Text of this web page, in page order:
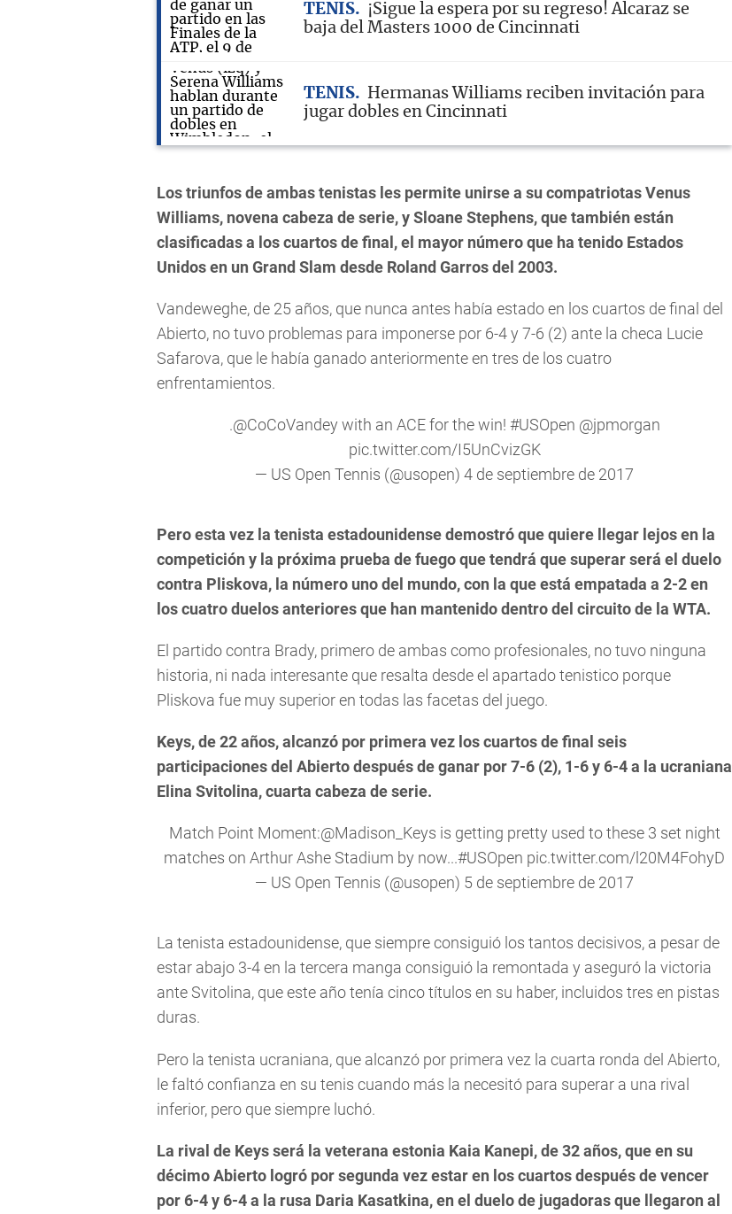
TENIS
¡Sigue la espera por su regreso! Alcaraz se
baja del Masters 1000 de Cincinnati
TENIS
Hermanas Williams reciben invitación para
jugar dobles en Cincinnati
Los triunfos de ambas tenistas les permite unirse a su compatriotas Venus
Williams, novena cabeza de serie, y Sloane Stephens, que también están
clasificadas a los cuartos de final, el mayor número que ha tenido Estados
Unidos en un Grand Slam desde Roland Garros del 2003.
Vandeweghe, de 25 años, que nunca antes había estado en los cuartos de final del
Abierto, no tuvo problemas para imponerse por 6-4 y 7-6 (2) ante la checa Lucie
Safarova, que le había ganado anteriormente en tres de los cuatro
enfrentamientos.
.@CoCoVandey with an ACE for the win! #USOpen @jpmorgan
pic.twitter.com/I5UnCvizGK
— US Open Tennis (@usopen) 4 de septiembre de 2017
Pero esta vez la tenista estadounidense demostró que quiere llegar lejos en la
competición y la próxima prueba de fuego que tendrá que superar será el duelo
contra Pliskova, la número uno del mundo, con la que está empatada a 2-2 en
los cuatro duelos anteriores que han mantenido dentro del circuito de la WTA.
El partido contra Brady, primero de ambas como profesionales, no tuvo ninguna
historia, ni nada interesante que resalta desde el apartado tenistico porque
Pliskova fue muy superior en todas las facetas del juego.
Keys, de 22 años, alcanzó por primera vez los cuartos de final seis
participaciones del Abierto después de ganar por 7-6 (2), 1-6 y 6-4 a la ucraniana
Elina Svitolina, cuarta cabeza de serie.
Match Point Moment:@Madison_Keys is getting pretty used to these 3 set night
matches on Arthur Ashe Stadium by now...#USOpen pic.twitter.com/l20M4FohyD
— US Open Tennis (@usopen) 5 de septiembre de 2017
La tenista estadounidense, que siempre consiguió los tantos decisivos, a pesar de
estar abajo 3-4 en la tercera manga consiguió la remontada y aseguró la victoria
ante Svitolina, que este año tenía cinco títulos en su haber, incluidos tres en pistas
duras.
Pero la tenista ucraniana, que alcanzó por primera vez la cuarta ronda del Abierto,
le faltó confianza en su tenis cuando más la necesitó para superar a una rival
inferior, pero que siempre luchó.
La rival de Keys será la veterana estonia Kaia Kanepi, de 32 años, que en su
décimo Abierto logró por segunda vez estar en los cuartos después de vencer
por 6-4 y 6-4 a la rusa Daria Kasatkina, en el duelo de jugadoras que llegaron al